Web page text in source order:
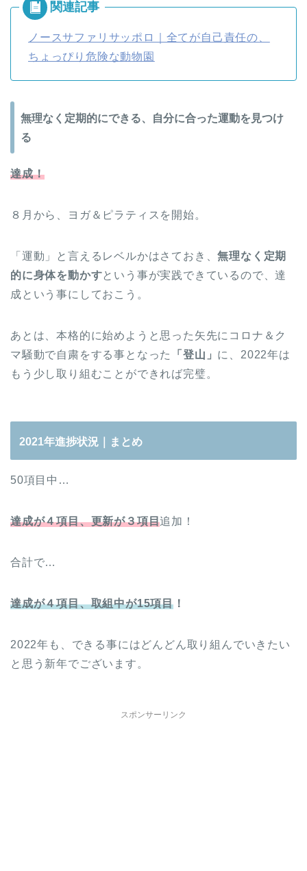
ノースサファリサッポロ｜全てが自己責任の、
ちょっぴり危険な動物園
無理なく定期的にできる、自分に合った運動を見つけ
る
達成！
８月から、ヨガ＆ピラティスを開始。
「運動」と言えるレベルかはさておき、無理なく定期
的に身体を動かすという事が実践できているので、達
成という事にしておこう。
あとは、本格的に始めようと思った矢先にコロナ＆ク
マ騒動で自粛をする事となった
「登山」 に、2022年は
もう少し取り組むことができれば完璧。
2021年進捗状況｜まとめ
50項目中…
達成が４項目、更新が３項目追加！
合計で…
達成が４項目、取組中が15項目 ！
2022年も、できる事にはどんどん取り組んでいきたい
と思う新年でございます。
スポンサーリンク